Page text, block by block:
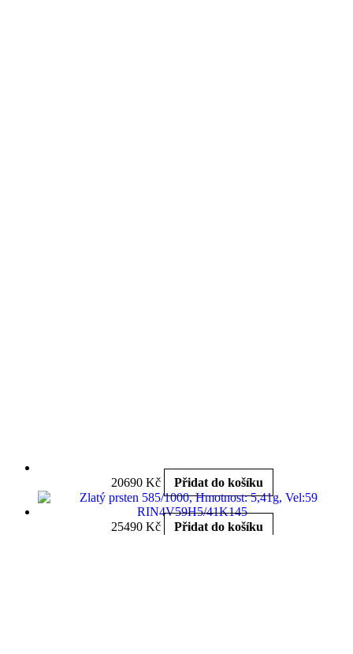
20690 Kč Přidat do košíku
25490 Kč Přidat do košíku